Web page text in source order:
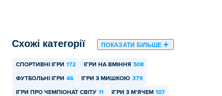
Схожі категорії ПОКАЗАТИ БІЛЬШЕ
СПОРТИВНІ ІГРИ 172 ІГРИ НА ВМІННЯ 508
ФУТБОЛЬНІ ІГРИ 46 ІГРИ З МИШКОЮ 379
ІГРИ ПРО ЧЕМПІОНАТ СВІТУ 11 ІГРИ З М'ЯЧЕМ 107